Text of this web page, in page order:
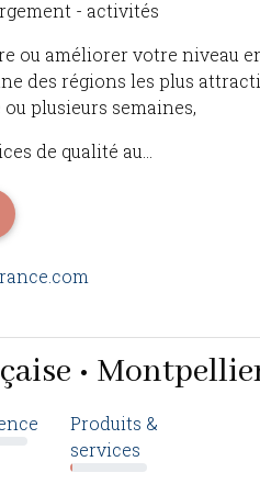
- activités
ou améliorer votre niveau
des régions les plus
plusieurs semaines,
de qualité au...
•
Produits &
services
4%